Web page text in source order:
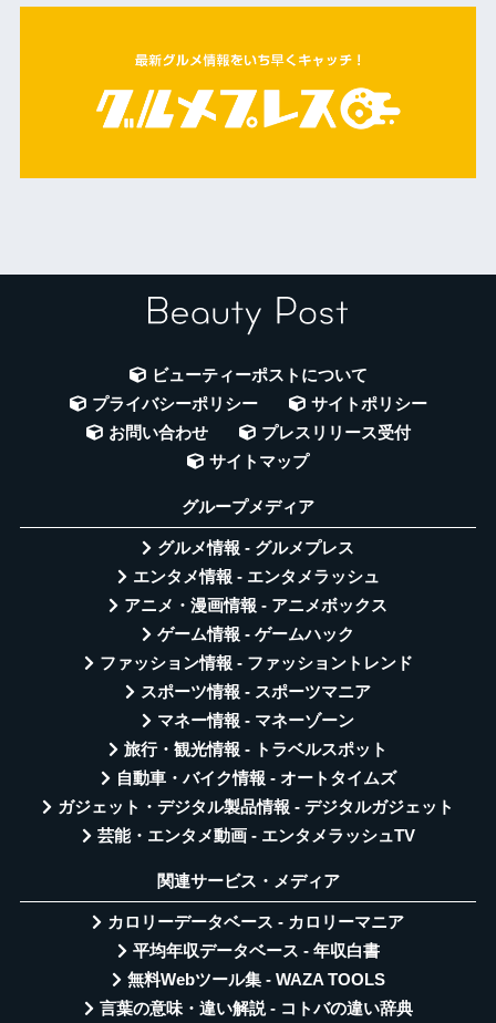
ビューティーポストについて
プライバシーポリシー
サイトポリシー
お問い合わせ
プレスリリース受付
サイトマップ
グループメディア
グルメ情報 - グルメプレス
エンタメ情報 - エンタメラッシュ
アニメ・漫画情報 - アニメボックス
ゲーム情報 - ゲームハック
ファッション情報 - ファッショントレンド
スポーツ情報 - スポーツマニア
マネー情報 - マネーゾーン
旅行・観光情報 - トラベルスポット
自動車・バイク情報 - オートタイムズ
ガジェット・デジタル製品情報 - デジタルガジェット
芸能・エンタメ動画 - エンタメラッシュTV
関連サービス・メディア
カロリーデータベース - カロリーマニア
平均年収データベース - 年収白書
無料Webツール集 - WAZA TOOLS
言葉の意味・違い解説 - コトバの違い辞典